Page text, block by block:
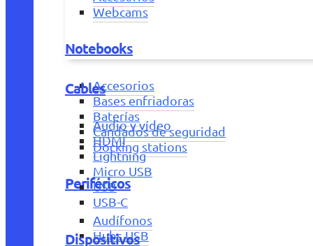
Webcams
Notebooks
Accesorios
Bases enfriadoras
Baterías
Candados de seguridad
Docking stations
Periféricos
Audífonos
Hubs USB
Cables
Audio y vídeo
HDMI
Lightning
Micro USB
USB
USB-C
Dispositivos